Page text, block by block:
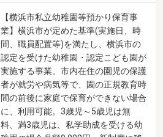
【横浜市私立幼稚園等預かり保育事
業】横浜市が定めた基準(実施日、時
間、職員配置等)を満たし、横浜市の
認定を受けた幼稚園・認定こども園が
実施する事業。市内在住の園児の保護
者が就労や病気等で、園の正規教育時
間の前後に家庭で保育ができない場合
に、利用可能。3歳児～5歳児は無
料、満3歳児は、私学助成を受ける幼